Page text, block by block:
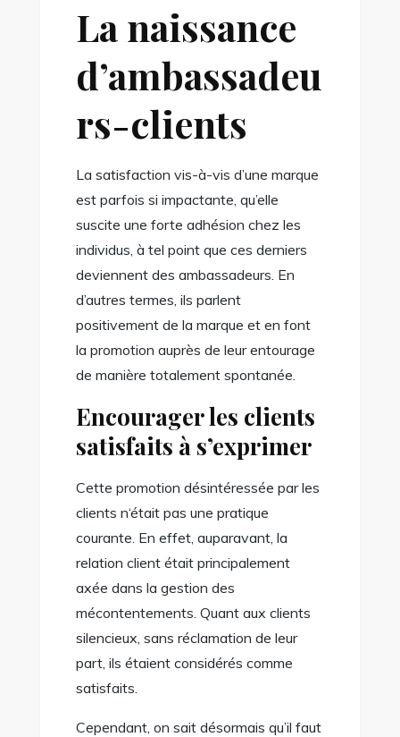
La naissance
d’ambassadeu
rs-clients
La satisfaction vis-à-vis d’une marque
est parfois si impactante, qu’elle
suscite une forte adhésion chez les
individus, à tel point que ces derniers
deviennent des ambassadeurs. En
d’autres termes, ils parlent
positivement de la marque et en font
la promotion auprès de leur entourage
de manière totalement spontanée.
Encourager les clients
satisfaits à s’exprimer
Cette promotion désintéressée par les
clients n‘était pas une pratique
courante. En effet, auparavant, la
relation client était principalement
axée dans la gestion des
mécontentements. Quant aux clients
silencieux, sans réclamation de leur
part, ils étaient considérés comme
satisfaits.
Cependant, on sait désormais qu’il faut